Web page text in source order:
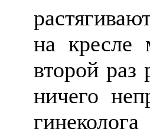
на кресле
второй раз
ничего